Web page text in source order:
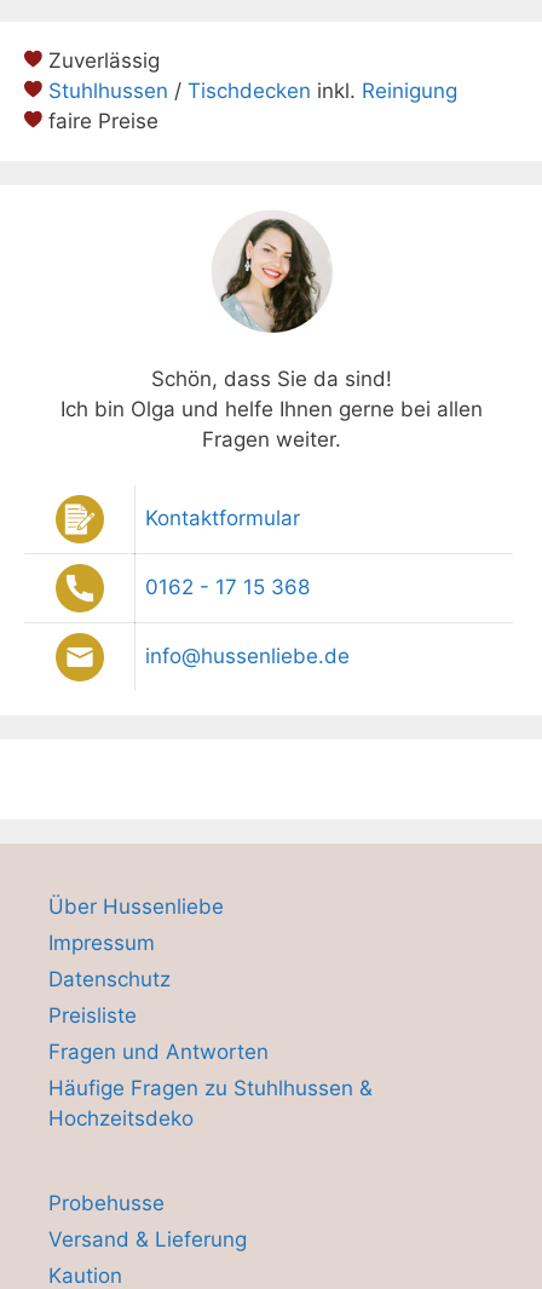
Zuverlässig
Stuhlhussen / Tischdecken inkl. Reinigung
faire Preise
Schön, dass Sie da sind!
Ich bin Olga und helfe Ihnen gerne bei allen
Fragen weiter.
Kontaktformular
0162 - 17 15 368
info@hussenliebe.de
Über Hussenliebe
Impressum
Datenschutz
Preisliste
Fragen und Antworten
Häufige Fragen zu Stuhlhussen &
Hochzeitsdeko
Probehusse
Versand & Lieferung
Kaution